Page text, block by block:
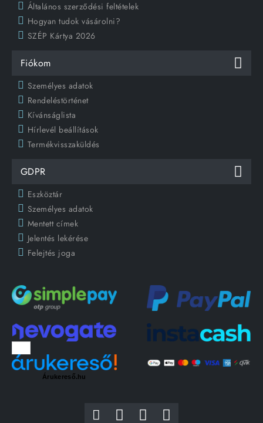
Általános szerződési feltételek
Hogyan tudok vásárolni?
SZÉP Kártya 2026
Fiókom
Személyes adatok
Rendeléstörténet
Kívánságlista
Hírlevél beállítások
Termékvisszaküldés
GDPR
Eszköztár
Személyes adatok
Mentett címek
Jelentés lekérése
Felejtés joga
Árukereső.hu